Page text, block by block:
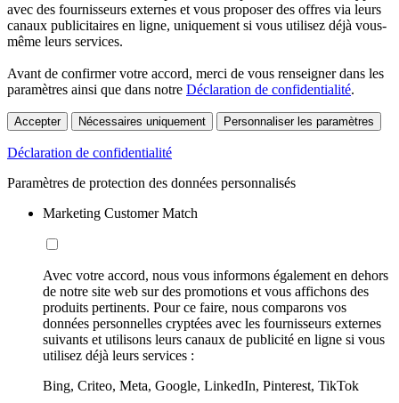
avec des fournisseurs externes et vous proposer des offres via leurs
canaux publicitaires en ligne, uniquement si vous utilisez déjà vous-
même leurs services.
Avant de confirmer votre accord, merci de vous renseigner dans les
paramètres ainsi que dans notre Déclaration de confidentialité.
Accepter Nécessaires uniquement Personnaliser les paramètres
Déclaration de confidentialité
Paramètres de protection des données personnalisés
Marketing Customer Match
Avec votre accord, nous vous informons également en dehors
de notre site web sur des promotions et vous affichons des
produits pertinents. Pour ce faire, nous comparons vos
données personnelles cryptées avec les fournisseurs externes
suivants et utilisons leurs canaux de publicité en ligne si vous
utilisez déjà leurs services :
Bing, Criteo, Meta, Google, LinkedIn, Pinterest, TikTok